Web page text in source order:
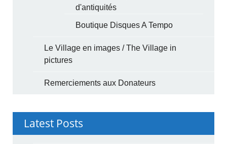
d'antiquités
Boutique Disques A Tempo
Le Village en images / The Village in
pictures
Remerciements aux Donateurs
Latest Posts